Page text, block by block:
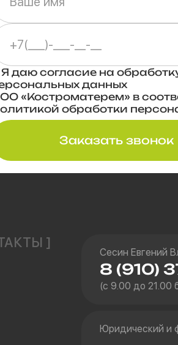
Я даю согласие на
данных
«Костроматерем» в
обработки
Заказать звонок
]
Сесин Евгений
8 (910)
(с 9.00 до 21.00
Юридический и